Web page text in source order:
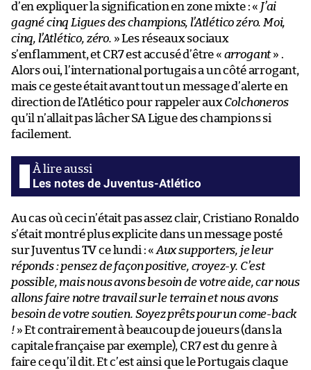
d’en expliquer la signification en zone mixte : « J’ai
gagné cinq Ligues des champions, l’Atlético zéro. Moi,
cinq, l’Atlético, zéro. » Les réseaux sociaux
s’enflamment, et CR7 est accusé d’être « arrogant» .
Alors oui, l’international portugais a un côté arrogant,
mais ce geste était avant tout un message d’alerte en
direction de l’Atlético pour rappeler aux Colchoneros
qu’il n’allait pas lâcher SA Ligue des champions si
facilement.
Les notes de Juventus-Atlético
Au cas où ceci n’était pas assez clair, Cristiano Ronaldo
s’était montré plus explicite dans un message posté
sur Juventus TV ce lundi : « Aux supporters, je leur
réponds : pensez de façon positive, croyez-y. C’est
possible, mais nous avons besoin de votre aide, car nous
allons faire notre travail sur le terrain et nous avons
besoin de votre soutien. Soyez prêts pour un come-back
!» Et contrairement à beaucoup de joueurs (dans la
capitale française par exemple), CR7 est du genre à
faire ce qu’il dit. Et c’est ainsi que le Portugais claque